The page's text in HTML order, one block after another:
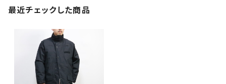
最近チェックした商品